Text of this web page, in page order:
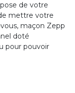
de votre
mettre votre
maçon Zepp
doté
pour pouvoir